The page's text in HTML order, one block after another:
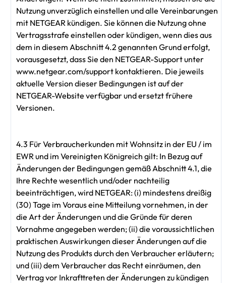
Nutzung unverzüglich einstellen und alle Vereinbarungen
mit NETGEAR kündigen. Sie können die Nutzung ohne
Vertragsstrafe einstellen oder kündigen, wenn dies aus
dem in diesem Abschnitt 4.2 genannten Grund erfolgt,
vorausgesetzt, dass Sie den NETGEAR-Support unter
www.netgear.com/support kontaktieren. Die jeweils
aktuelle Version dieser Bedingungen ist auf der
NETGEAR-Website verfügbar und ersetzt frühere
Versionen.
4.3 Für Verbraucherkunden mit Wohnsitz in der EU / im
EWR und im Vereinigten Königreich gilt: In Bezug auf
Änderungen der Bedingungen gemäß Abschnitt 4.1, die
Ihre Rechte wesentlich und/oder nachteilig
beeinträchtigen, wird NETGEAR: (i) mindestens dreißig
(30) Tage im Voraus eine Mitteilung vornehmen, in der
die Art der Änderungen und die Gründe für deren
Vornahme angegeben werden; (ii) die voraussichtlichen
praktischen Auswirkungen dieser Änderungen auf die
Nutzung des Produkts durch den Verbraucher erläutern;
und (iii) dem Verbraucher das Recht einräumen, den
Vertrag vor Inkrafttreten der Änderungen zu kündigen